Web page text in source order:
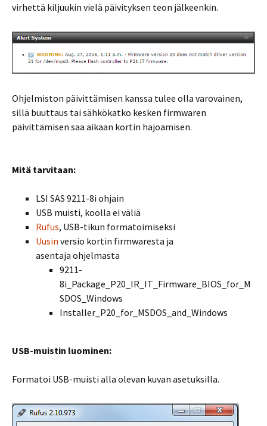
virhettä kiljuukin vielä päivityksen teon jälkeenkin.
Ohjelmiston päivittämisen kanssa tulee olla varovainen,
sillä buuttaus tai sähkökatko kesken firmwaren
päivittämisen saa aikaan kortin hajoamisen.
Mitä tarvitaan:
LSI SAS 9211-8i ohjain
USB muisti, koolla ei väliä
Rufus, USB-tikun formatoimiseksi
Uusin versio kortin firmwaresta ja
asentaja ohjelmasta
9211-
8i_Package_P20_IR_IT_Firmware_BIOS_for_M
SDOS_Windows
Installer_P20_for_MSDOS_and_Windows
USB-muistin luominen:
Formatoi USB-muisti alla olevan kuvan asetuksilla.